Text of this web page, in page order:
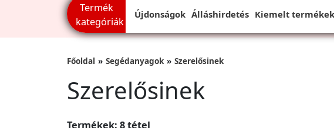
Termék
kategóriák
Újdonságok Álláshirdetés Kiemelt termékek
Főoldal Segédanyagok Szerelősinek
Szerelősinek
Termékek: 8 tétel